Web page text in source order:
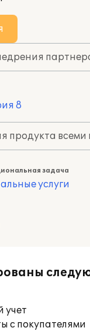
8
продукта
задача
услуги
учет
с покупателями